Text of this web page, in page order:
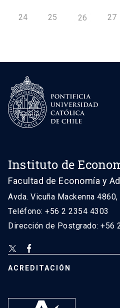
24 25 26 27
Instituto de
Facultad de Economía y
Avda. Vicuña Mackenna
Teléfono: +56 2 2354 4303
Dirección de Postgrado: +56
ACREDITACIÓN